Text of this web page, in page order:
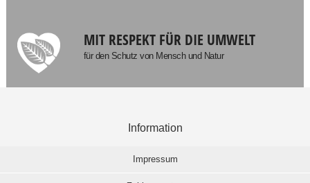
MIT RESPEKT FÜR DIE UMWELT
für den Schutz von Mensch und Natur
Information
Impressum